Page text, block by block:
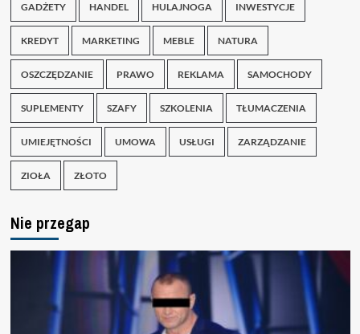
GADŻETY HANDEL HULAJNOGA INWESTYCJE
KREDYT MARKETING MEBLE NATURA
OSZCZĘDZANIE PRAWO REKLAMA SAMOCHODY
SUPLEMENTY SZAFY SZKOLENIA TŁUMACZENIA
UMIEJĘTNOŚCI UMOWA USŁUGI ZARZĄDZANIE
ZIOŁA ZŁOTO
Nie przegap